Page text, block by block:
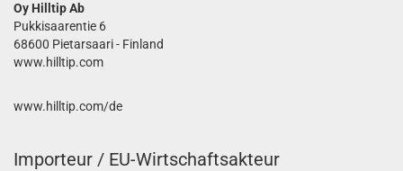
Oy Hilltip Ab
Pukkisaarentie 6
68600 Pietarsaari - Finland
www.hilltip.com
www.hilltip.com/de
Importeur / EU-Wirtschaftsakteur